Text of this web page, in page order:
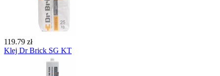
119.79 zł
Klej Dr Brick SG KT